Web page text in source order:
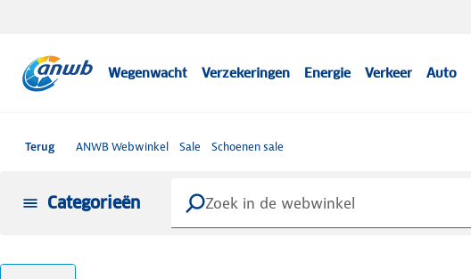
Wegenwacht Verzekeringen Energie Verkeer Auto
Terug ANWB Webwinkel Sale Schoenen sale
Categorieën